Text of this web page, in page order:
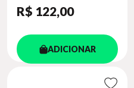
R$ 122,00
ADICIONAR